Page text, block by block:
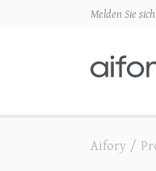
Melden Sie
Aifory /